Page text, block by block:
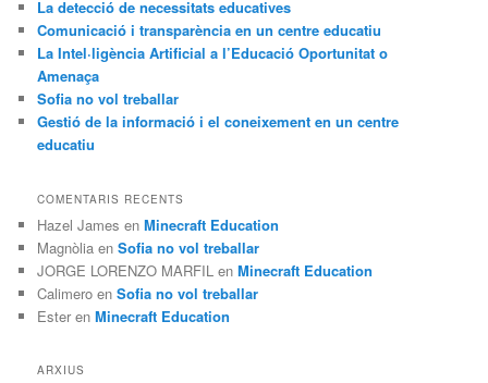
La detecció de necessitats educatives
Comunicació i transparència en un centre educatiu
La Intel·ligència Artificial a l’Educació Oportunitat o
Amenaça
Sofia no vol treballar
Gestió de la informació i el coneixement en un centre
educatiu
COMENTARIS RECENTS
Hazel James enMinecraft Education
Magnòlia enSofia no vol treballar
JORGE LORENZO MARFIL enMinecraft Education
Calimero enSofia no vol treballar
Ester enMinecraft Education
ARXIUS